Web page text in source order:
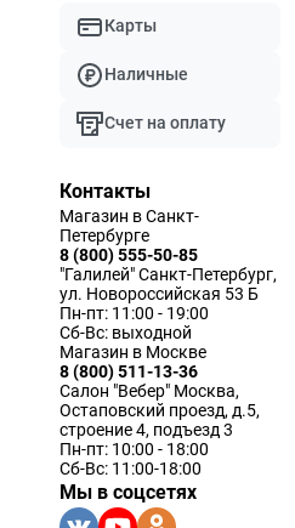
Карты
Наличные
Счет на оплату
Контакты
Магазин в Санкт-
Петербурге
8 (800) 555-50-85
"Галилей" Санкт-Петербург,
ул. Новороссийская 53 Б
Пн-пт: 11:00 - 19:00
Сб-Вс: выходной
Магазин в Москве
8 (800) 511-13-36
Салон "Вебер" Москва,
Остаповский проезд, д.5,
строение 4, подъезд 3
Пн-пт: 10:00 - 18:00
Сб-Вс: 11:00-18:00
Мы в соцсетях